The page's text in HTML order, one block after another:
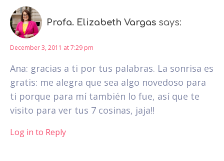
Profa. Elizabeth Vargas says:
December 3, 2011 at 7:29 pm
Ana: gracias a ti por tus palabras. La sonrisa es
gratis: me alegra que sea algo novedoso para
ti porque para mí también lo fue, así que te
visito para ver tus 7 cosinas, jaja!!
Log in to Reply